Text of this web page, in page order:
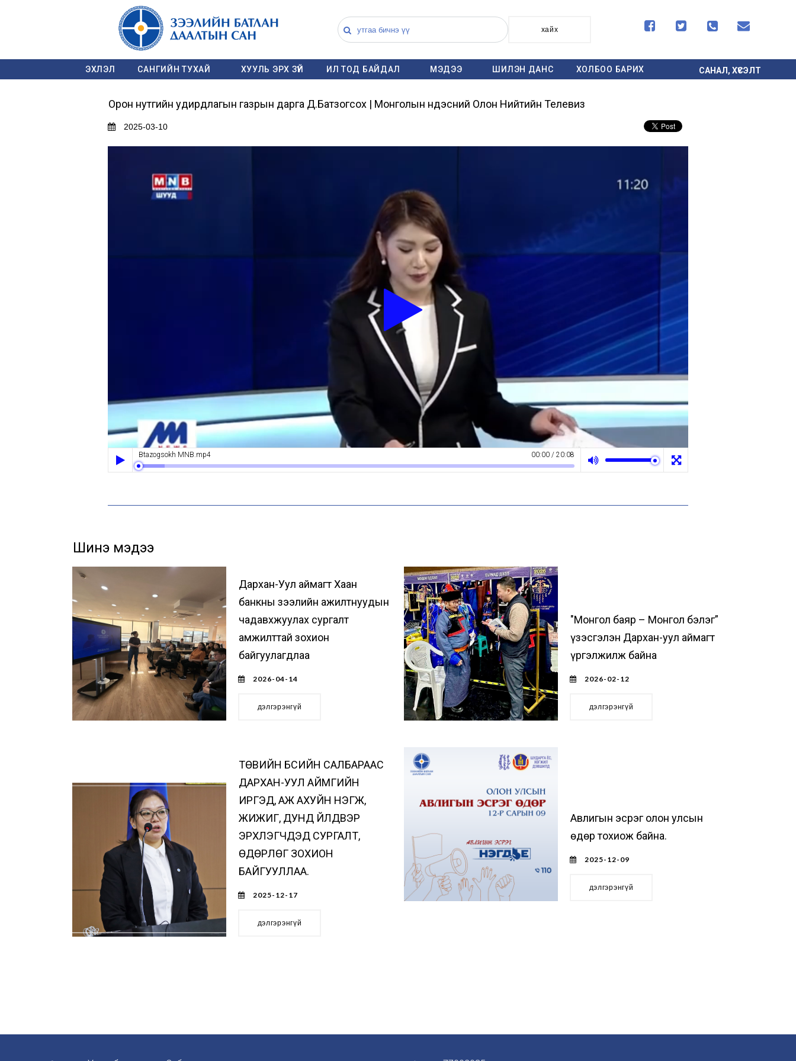
хайх    
ЭХЛЭЛ САНГИЙН ТУХАЙ ХУУЛЬ ЭРХ ЗҮЙ ИЛ ТОД БАЙДАЛ МЭДЭЭ ШИЛЭН ДАНС ХОЛБОО БАРИХ САНАЛ, ХҮСЭЛТ
Орон нутгийн удирдлагын газрын дарга Д.Батзогсох | Монголын Үндэсний Олон Нийтийн Телевиз
2025-03-10
Btazogsokh MNB.mp4 00:00 / 20:08
Шинэ мэдээ
Дархан-Уул аймагт Хаан
банкны зээлийн ажилтнуудын
чадавхжуулах сургалт
амжилттай зохион
байгуулагдлаа
2026-04-14
дэлгэрэнгүй
"Монгол баяр – Монгол бэлэг”
үзэсгэлэн Дархан-уул аймагт
үргэлжилж байна
2026-02-12
дэлгэрэнгүй
ТӨВИЙН БҮСИЙН САЛБАРААС
ДАРХАН-УУЛ АЙМГИЙН
ИРГЭД, АЖ АХУЙН НЭГЖ,
ЖИЖИГ, ДУНД ҮЙЛДВЭР
ЭРХЛЭГЧДЭД СУРГАЛТ,
ӨДӨРЛӨГ ЗОХИОН
БАЙГУУЛЛАА.
2025-12-17
дэлгэрэнгүй
Авлигын эсрэг олон улсын
өдөр тохиож байна.
2025-12-09
дэлгэрэнгүй